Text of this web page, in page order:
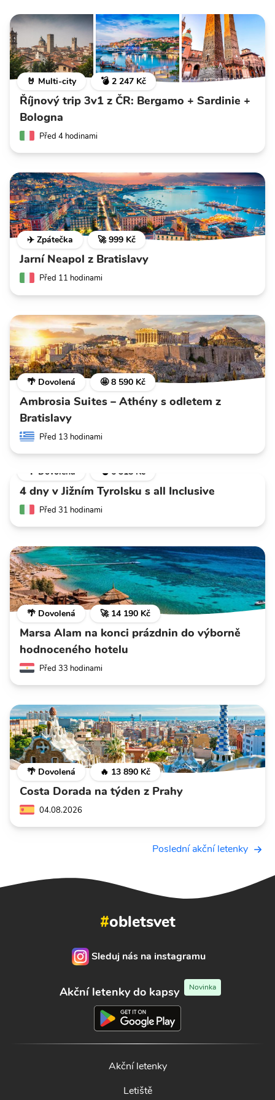
🤘 Multi-city 💣 2 247 Kč
Říjnový trip 3v1 z ČR: Bergamo + Sardinie +
Bologna
Před 4 hodinami
✈️ Zpátečka 🚀 999 Kč
Jarní Neapol z Bratislavy
Před 11 hodinami
🌴 Dovolená 🤩 8 590 Kč
Ambrosia Suites – Athény s odletem z
Bratislavy
Před 13 hodinami
🌴 Dovolená 💣 6 318 Kč
4 dny v Jižním Tyrolsku s all Inclusive
Před 31 hodinami
🌴 Dovolená 🚀 14 190 Kč
Marsa Alam na konci prázdnin do výborně
hodnoceného hotelu
Před 33 hodinami
🌴 Dovolená 🔥 13 890 Kč
Costa Dorada na týden z Prahy
04.08.2026
Poslední akční letenky
#obletsvet
Sleduj nás na instagramu
Akční letenky do kapsy Novinka
Akční letenky
Letiště